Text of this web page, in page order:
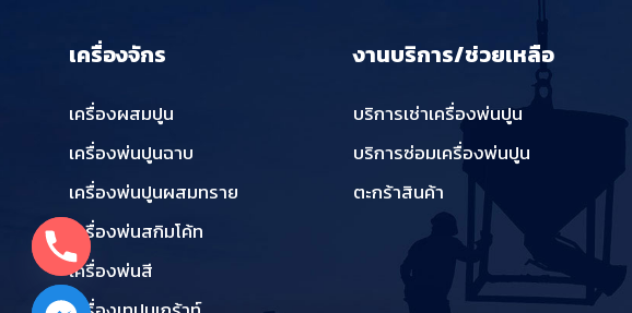
เครื่องจักร
เครื่องผสมปูน
เครื่องพ่นปูนฉาบ
เครื่องพ่นปูนผสมทราย
เครื่องพ่นสกิมโค้ท
เครื่องพ่นสี
งานบริการ/ช่วยเหลือ
บริการเช่าเครื่องพ่นปูน
บริการซ่อมเครื่องพ่นปูน
ตะกร้าสินค้า